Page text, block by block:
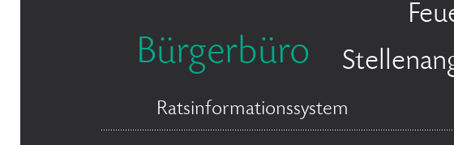
Bürgerbüro
Ratsinformationssystem